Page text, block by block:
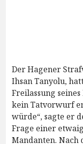
Der Hagener
Ihsan Tanyolu,
Freilassung
kein Tatvorwurf
würde“, sagte er
Frage einer
Mandanten. Nach